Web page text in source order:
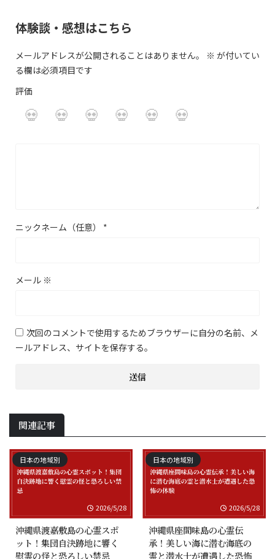
体験談・感想はこちら
メールアドレスが公開されることはありません。 ※ が付いてい
る欄は必須項目です
評価
ニックネーム（任意） *
メール ※
次回のコメントで使用するためブラウザーに自分の名前、メ
ールアドレス、サイトを保存する。
関連記事
日本の地域別
2026/5/28
沖縄県渡嘉敷島の心霊スポ
ット！集団自決跡地に響く
慰霊の怪と恐ろしい禁忌
日本の地域別
2026/5/28
沖縄県座間味島の心霊伝
承！美しい海に潜む海底の
霊と潜水士が遭遇した恐怖